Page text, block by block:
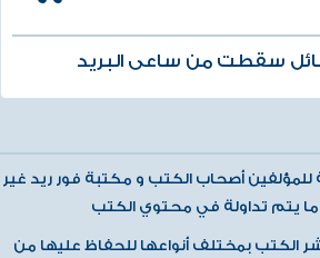
سقطت من ساعى البريد
أصحاب الكتب و مكتبة فور ريد غير
يتم تداولة في محتوي الكتب
الكتب بمختلف أنواعها للحفاظ عليها من